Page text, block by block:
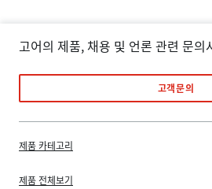
고어의 제품, 채용 및 언론 관련 문의
고객문의
제품 카테고리
제품 전체보기